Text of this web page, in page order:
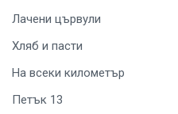
Лачени цървули
Хляб и пасти
На всеки километър
Петък 13